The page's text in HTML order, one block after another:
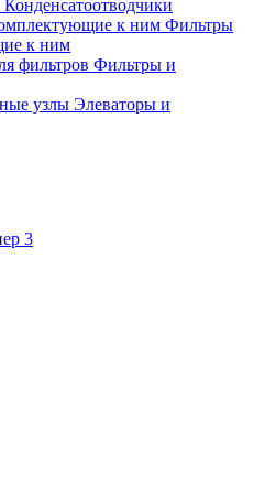
Конденсатоотводчики
Фильтры
к ним
Фильтры и
Элеваторы и